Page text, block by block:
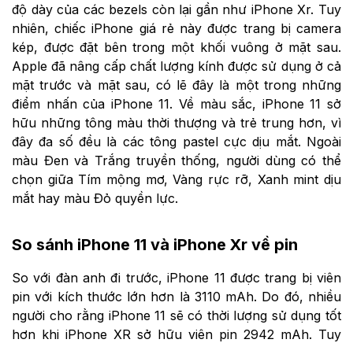
độ dày của các bezels còn lại gần như iPhone Xr. Tuy
nhiên, chiếc iPhone giá rẻ này được trang bị camera
kép, được đặt bên trong một khối vuông ở mặt sau.
Apple đã nâng cấp chất lượng kính được sử dụng ở cả
mặt trước và mặt sau, có lẽ đây là một trong những
điểm nhấn của iPhone 11. Về màu sắc, iPhone 11 sở
hữu những tông màu thời thượng và trẻ trung hơn, vì
đây đa số đều là các tông pastel cực dịu mắt. Ngoài
màu Đen và Trắng truyền thống, người dùng có thể
chọn giữa Tím mộng mơ, Vàng rực rỡ, Xanh mint dịu
mắt hay màu Đỏ quyền lực.
So sánh iPhone 11 và iPhone Xr về pin
So với đàn anh đi trước, iPhone 11 được trang bị viên
pin với kích thước lớn hơn là 3110 mAh. Do đó, nhiều
người cho rằng iPhone 11 sẽ có thời lượng sử dụng tốt
hơn khi iPhone XR sở hữu viên pin 2942 mAh. Tuy